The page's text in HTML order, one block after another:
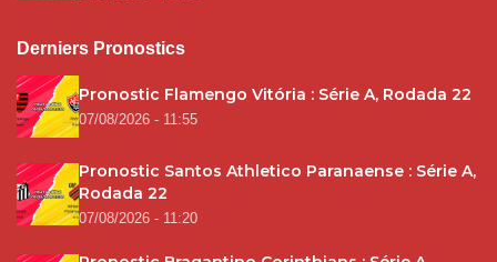
Derniers Pronostics
Pronostic Flamengo Vitória : Série A, Rodada 22
07/08/2026 - 11:55
Pronostic Santos Athletico Paranaense : Série A,
Rodada 22
07/08/2026 - 11:20